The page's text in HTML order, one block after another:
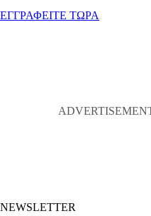
ΕΓΓΡΑΦΕΙΤΕ ΤΩΡΑ
NEWSLETTER